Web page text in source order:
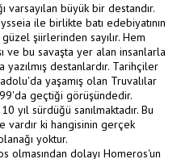
varsayılan büyük bir destandır.
ile birlikte batı edebiyatının
şiirlerinden sayılır. Hem
ve bu savaşta yer alan insanlarla
destanlardır. Tarihçiler
yaşamış olan Truvalılar
geçtiği görüşündedir.
yıl sürdüğü sanılmaktadır. Bu
vardır ki hangisinin gerçek
yoktur.
olmasından dolayı Homeros'un